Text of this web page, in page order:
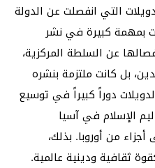
التي انفصلت عن الدولة
بمهمة كبيرة في نشر
عن السلطة المركزية،
بل كانت ملتزمة بنشره
دوراً كبيراً في توسيع
الإسلام في آسيا
من أوروبا. بذلك،
ثقافية ودينية عالمية.